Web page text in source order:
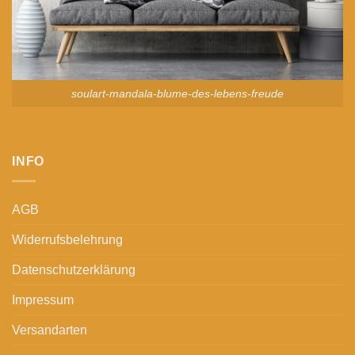
soulart-mandala-blume-des-lebens-freude
INFO
AGB
Widerrufsbelehrung
Datenschutzerklärung
Impressum
Versandarten